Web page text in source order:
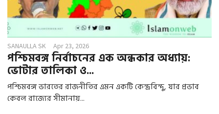
SANAULLA SK Apr 23, 2026
পশ্চিমবঙ্গ নির্বাচনের এক অন্ধকার অধ্যায়:
ভোটার তালিকা ও...
পশ্চিমবঙ্গ ভারতের রাজনীতির এমন একটি কেন্দ্রবিন্দু, যার প্রভাব
কেবল রাজ্যের সীমানায়...